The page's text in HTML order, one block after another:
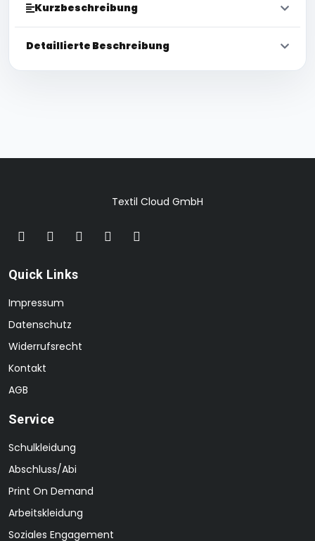
Kurzbeschreibung
Detaillierte Beschreibung
Textil Cloud GmbH
Quick Links
Impressum
Datenschutz
Widerrufsrecht
Kontakt
AGB
Service
Schulkleidung
Abschluss/Abi
Print On Demand
Arbeitskleidung
Soziales Engagement